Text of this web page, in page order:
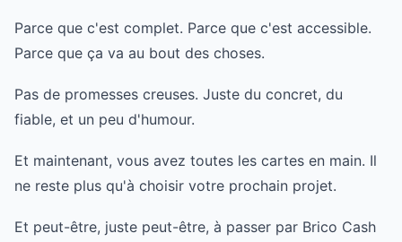
Parce que c'est complet. Parce que c'est accessible.
Parce que ça va au bout des choses.
Pas de promesses creuses. Juste du concret, du
fiable, et un peu d'humour.
Et maintenant, vous avez toutes les cartes en main. Il
ne reste plus qu'à choisir votre prochain projet.
Et peut-être, juste peut-être, à passer par Brico Cash